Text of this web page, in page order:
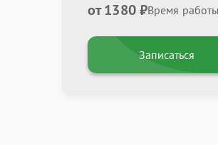
от 1380 ₽Время
Записаться